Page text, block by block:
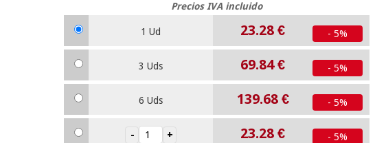
Precios IVA incluido
1 Ud 23.28€ - 5%
3 Uds 69.84€ - 5%
6 Uds 139.68 € - 5%
23.28€ - 5%